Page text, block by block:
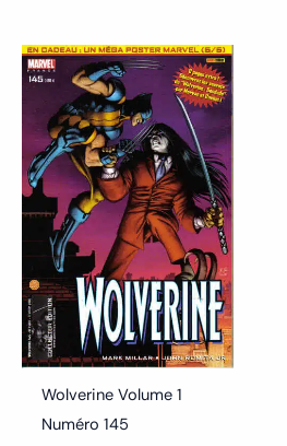
Wolverine Volume 1
Numéro 145